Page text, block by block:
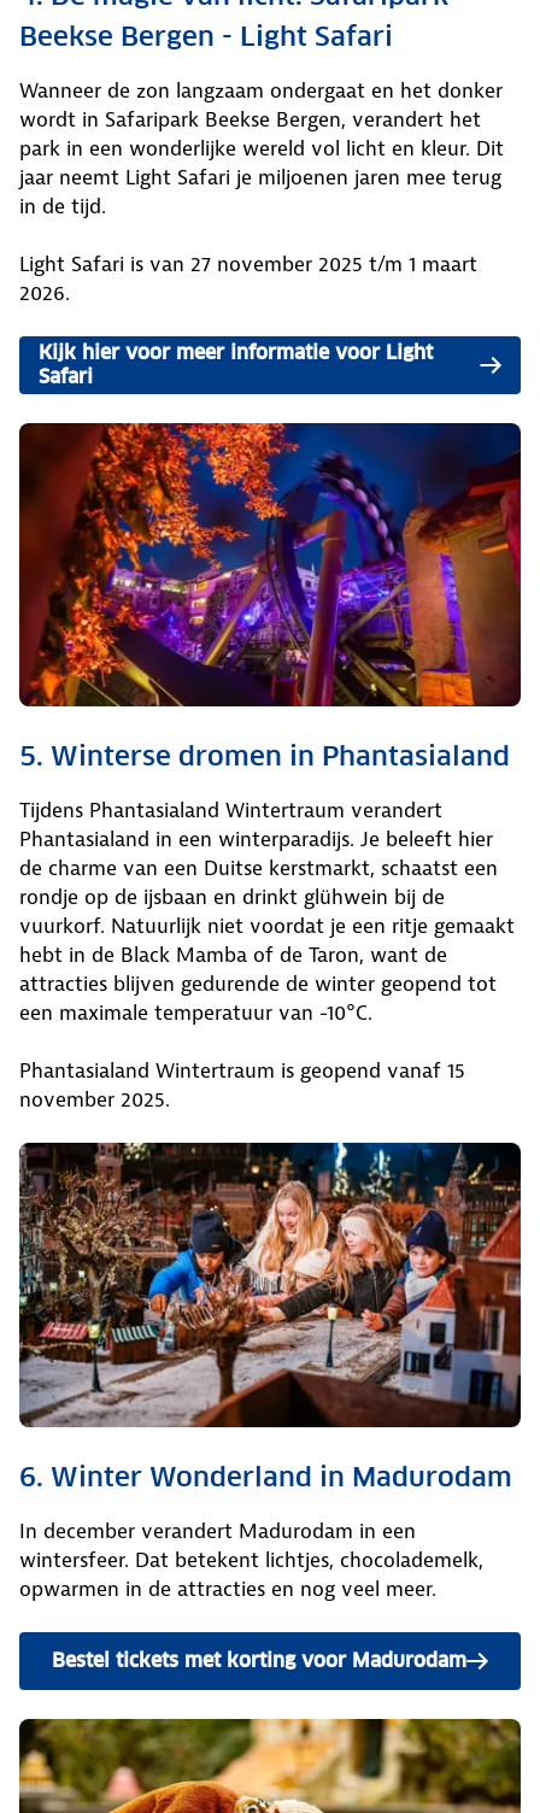
Beekse Bergen - Light Safari
Wanneer de zon langzaam ondergaat en het donker
wordt in Safaripark Beekse Bergen, verandert het
park in een wonderlijke wereld vol licht en kleur. Dit
jaar neemt Light Safari je miljoenen jaren mee terug
in de tijd.
Light Safari is van 27 november 2025 t/m 1 maart
2026.
Kijk hier voor meer informatie voor Light
Safari
5. Winterse dromen in Phantasialand
Tijdens Phantasialand Wintertraum verandert
Phantasialand in een winterparadijs. Je beleeft hier
de charme van een Duitse kerstmarkt, schaatst een
rondje op de ijsbaan en drinkt glühwein bij de
vuurkorf. Natuurlijk niet voordat je een ritje gemaakt
hebt in de Black Mamba of de Taron, want de
attracties blijven gedurende de winter geopend tot
een maximale temperatuur van -10°C.
Phantasialand Wintertraum is geopend vanaf 15
november 2025.
6. Winter Wonderland in Madurodam
In december verandert Madurodam in een
wintersfeer. Dat betekent lichtjes, chocolademelk,
opwarmen in de attracties en nog veel meer.
Bestel tickets met korting voor Madurodam